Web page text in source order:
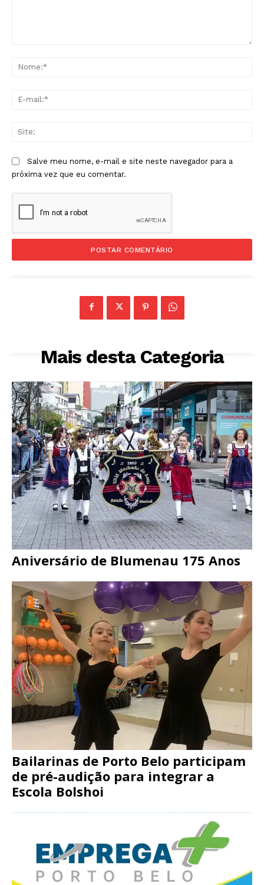
Salve meu nome, e-mail e site neste navegador para a
próxima vez que eu comentar.
Mais desta Categoria
Aniversário de Blumenau 175 Anos
Bailarinas de Porto Belo participam
de pré-audição para integrar a
Escola Bolshoi